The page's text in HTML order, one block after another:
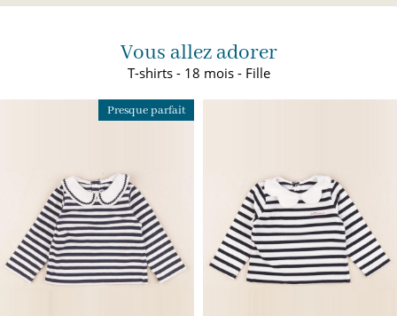
Vous allez adorer
T-shirts - 18 mois - Fille
Presque parfait